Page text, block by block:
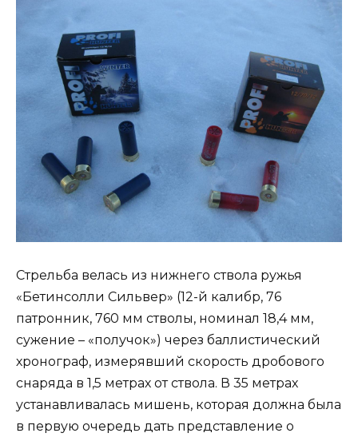
Стрельба велась из нижнего ствола ружья
«Бетинсолли Сильвер» (12-й калибр, 76
патронник, 760 мм стволы, номинал 18,4 мм,
сужение – «получок») через баллистический
хронограф, измерявший скорость дробового
снаряда в 1,5 метрах от ствола. В 35 метрах
устанавливалась мишень, которая должна была
в первую очередь дать представление о